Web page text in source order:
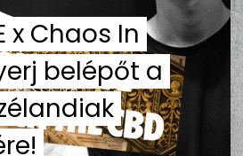
x Chaos In
belépőt a